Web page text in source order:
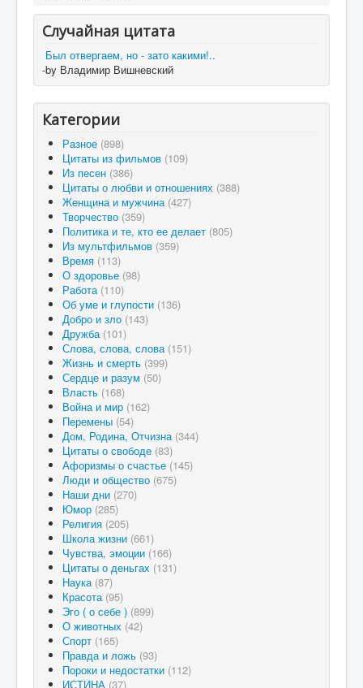
Случайная цитата
Был отвергаем, но - зато какими!..
-by Владимир Вишневский
Категории
Разное (898)
Цитаты из фильмов (109)
Из песен (386)
Цитаты о любви и отношениях (388)
Женщина и мужчина (427)
Творчество (359)
Политика и те, кто ее делает (805)
Из мультфильмов (359)
Время (113)
О здоровье (98)
Работа (110)
Об уме и глупости (136)
Добро и зло (143)
Дружба (101)
Слова, слова, слова (151)
Жизнь и смерть (399)
Сердце и разум (50)
Власть (168)
Война и мир (162)
Перемены (54)
Дом, Родина, Отчизна (344)
Цитаты о свободе (83)
Афоризмы о счастье (145)
Люди и общество (675)
Наши дни (270)
Юмор (285)
Религия (205)
Школа жизни (661)
Чувства, эмоции (166)
Цитаты о деньгах (131)
Наука (87)
Красота (95)
Эго ( о себе ) (899)
О животных (42)
Спорт (165)
Правда и ложь (93)
Пороки и недостатки (112)
ИСТИНА (37)